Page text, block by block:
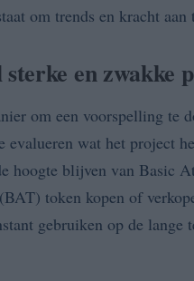
om trends en kracht aan
sterke en zwakke
om een voorspelling
evalueren wat het project
hoogte blijven van Basic
token kopen of
gebruiken op de lange